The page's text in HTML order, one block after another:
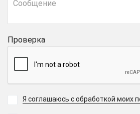
Проверка
Я соглашаюсь с обработкой моих